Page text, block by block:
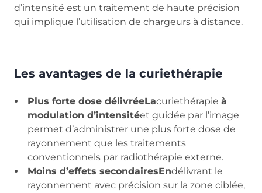
d’intensité est un traitement de haute précision
qui implique l’utilisation de chargeurs à distance.
Les avantages de la curiethérapie
Plus forte dose délivréeLacuriethérapie à
modulation d’intensitéet guidée par l’image
permet d’administrer une plus forte dose de
rayonnement que les traitements
conventionnels par radiothérapie externe.
Moins d’effets secondairesEndélivrant le
rayonnement avec précision sur la zone ciblée,